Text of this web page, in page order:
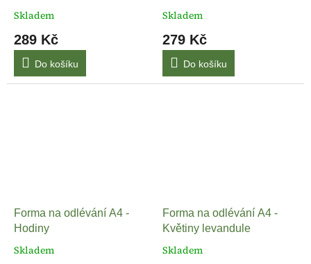
Skladem
289 Kč
Do košíku
Skladem
279 Kč
Do košíku
Forma na odlévání A4 -
Hodiny
Skladem
Forma na odlévání A4 -
Květiny levandule
Skladem